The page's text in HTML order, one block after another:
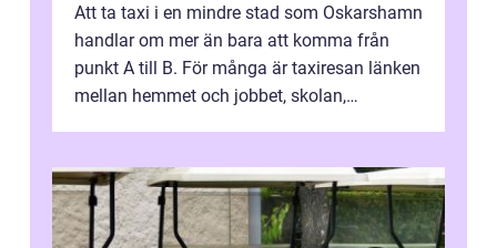
Att ta taxi i en mindre stad som Oskarshamn
handlar om mer än bara att komma från
punkt A till B. För många är taxiresan länken
mellan hemmet och jobbet, skolan,